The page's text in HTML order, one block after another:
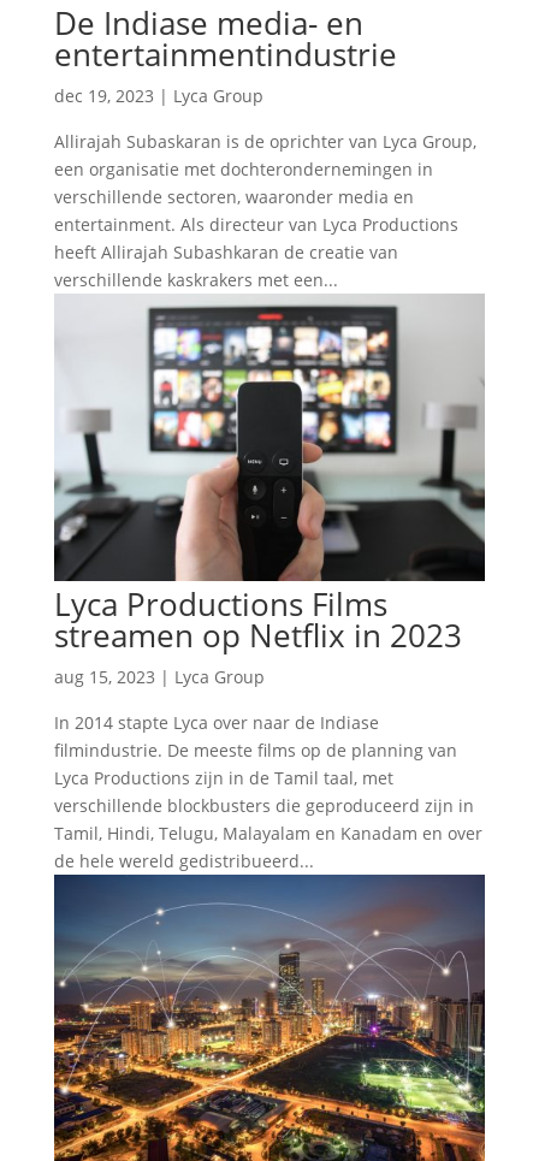
De Indiase media- en
entertainmentindustrie
dec 19, 2023 | Lyca Group
Allirajah Subaskaran is de oprichter van Lyca Group,
een organisatie met dochterondernemingen in
verschillende sectoren, waaronder media en
entertainment. Als directeur van Lyca Productions
heeft Allirajah Subashkaran de creatie van
verschillende kaskrakers met een...
Lyca Productions Films
streamen op Netflix in 2023
aug 15, 2023 | Lyca Group
In 2014 stapte Lyca over naar de Indiase
filmindustrie. De meeste films op de planning van
Lyca Productions zijn in de Tamil taal, met
verschillende blockbusters die geproduceerd zijn in
Tamil, Hindi, Telugu, Malayalam en Kanadam en over
de hele wereld gedistribueerd...